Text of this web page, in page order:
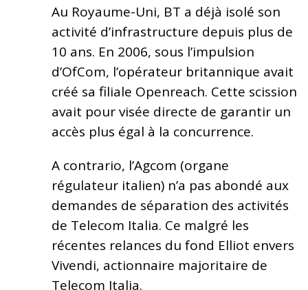
Au Royaume-Uni, BT a déjà isolé son
activité d’infrastructure depuis plus de
10 ans. En 2006, sous l’impulsion
d’OfCom, l’opérateur britannique avait
créé sa filiale Openreach. Cette scission
avait pour visée directe de garantir un
accès plus égal à la concurrence.
A contrario, l’Agcom (organe
régulateur italien) n’a pas abondé aux
demandes de séparation des activités
de Telecom Italia. Ce malgré les
récentes relances du fond Elliot envers
Vivendi, actionnaire majoritaire de
Telecom Italia.